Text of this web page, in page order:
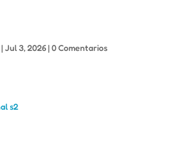
|Jul 3, 2026|0 Comentarios